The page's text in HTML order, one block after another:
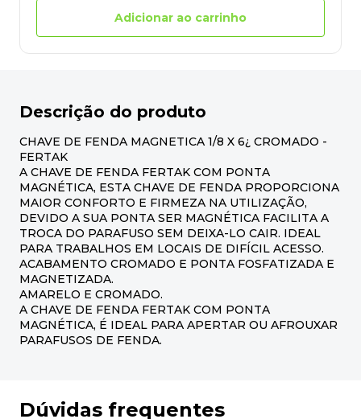
Adicionar ao carrinho
Descrição do produto
CHAVE DE FENDA MAGNETICA 1/8 X 6¿ CROMADO -
FERTAK
A CHAVE DE FENDA FERTAK COM PONTA
MAGNÉTICA, ESTA CHAVE DE FENDA PROPORCIONA
MAIOR CONFORTO E FIRMEZA NA UTILIZAÇÃO,
DEVIDO A SUA PONTA SER MAGNÉTICA FACILITA A
TROCA DO PARAFUSO SEM DEIXA-LO CAIR. IDEAL
PARA TRABALHOS EM LOCAIS DE DIFÍCIL ACESSO.
ACABAMENTO CROMADO E PONTA FOSFATIZADA E
MAGNETIZADA.
AMARELO E CROMADO.
A CHAVE DE FENDA FERTAK COM PONTA
MAGNÉTICA, É IDEAL PARA APERTAR OU AFROUXAR
PARAFUSOS DE FENDA.
Dúvidas frequentes